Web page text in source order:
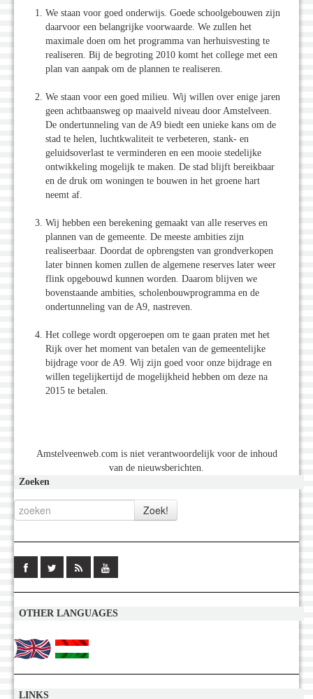
We staan voor goed onderwijs. Goede schoolgebouwen zijn
daarvoor een belangrijke voorwaarde. We zullen het
maximale doen om het programma van herhuisvesting te
realiseren. Bij de begroting 2010 komt het college met een
plan van aanpak om de plannen te realiseren.
We staan voor een goed milieu. Wij willen over enige jaren
geen achtbaansweg op maaiveld niveau door Amstelveen.
De ondertunneling van de A9 biedt een unieke kans om de
stad te helen, luchtkwaliteit te verbeteren, stank- en
geluidsoverlast te verminderen en een mooie stedelijke
ontwikkeling mogelijk te maken. De stad blijft bereikbaar
en de druk om woningen te bouwen in het groene hart
neemt af.
Wij hebben een berekening gemaakt van alle reserves en
plannen van de gemeente. De meeste ambities zijn
realiseerbaar. Doordat de opbrengsten van grondverkopen
later binnen komen zullen de algemene reserves later weer
flink opgebouwd kunnen worden. Daarom blijven we
bovenstaande ambities, scholenbouwprogramma en de
ondertunneling van de A9, nastreven.
Het college wordt opgeroepen om te gaan praten met het
Rijk over het moment van betalen van de gemeentelijke
bijdrage voor de A9. Wij zijn goed voor onze bijdrage en
willen tegelijkertijd de mogelijkheid hebben om deze na
2015 te betalen.
Amstelveenweb.com is niet verantwoordelijk voor de inhoud
van de nieuwsberichten.
Zoeken
OTHER LANGUAGES
LINKS